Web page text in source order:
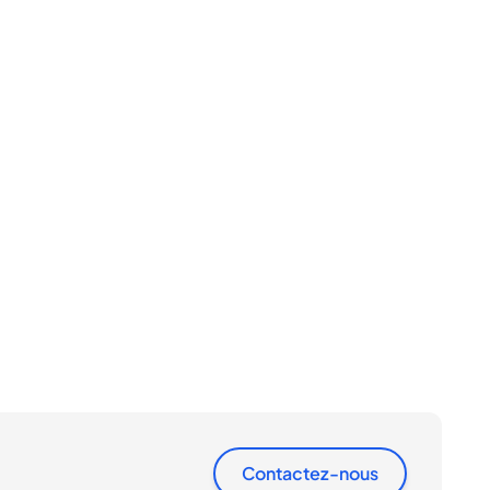
Contactez-nous